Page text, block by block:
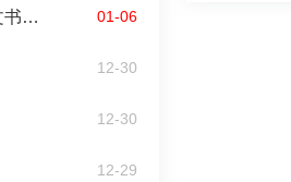
2025年甘肃省平凉市灵台县邵寨镇公开招聘大学生村文书拟录用人 01-06
12-30
12-30
12-29